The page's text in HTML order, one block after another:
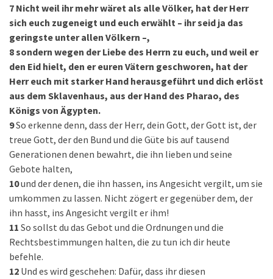
7 Nicht weil ihr mehr wäret als alle Völker, hat der Herr
sich euch zugeneigt und euch erwählt – ihr seid ja das
geringste unter allen Völkern –,
8sondern wegen der Liebe des Herrn zu euch, und weil er
den Eid hielt, den er euren Vätern geschworen, hat der
Herr euch mit starker Hand herausgeführt und dich erlöst
aus dem Sklavenhaus, aus der Hand des Pharao, des
Königs von Ägypten.
9So erkenne denn, dass der Herr, dein Gott, der Gott ist, der
treue Gott, der den Bund und die Güte bis auf tausend
Generationen denen bewahrt, die ihn lieben und seine
Gebote halten,
10und der denen, die ihn hassen, ins Angesicht vergilt, um sie
umkommen zu lassen. Nicht zögert er gegenüber dem, der
ihn hasst, ins Angesicht vergilt er ihm!
11 So sollst du das Gebot und die Ordnungen und die
Rechtsbestimmungen halten, die zu tun ich dir heute
befehle.
12 Und es wird geschehen: Dafür, dass ihr diesen